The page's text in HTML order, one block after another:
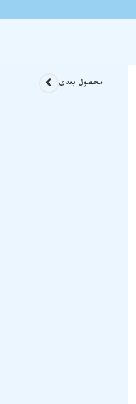
محصول بعدی